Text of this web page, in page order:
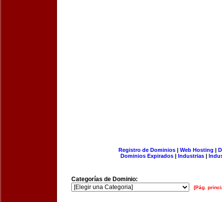
Registro de Dominios| Web Hosting |
Dominios Expirados | Industrias |
Categorías de Dominio:
[Pág.